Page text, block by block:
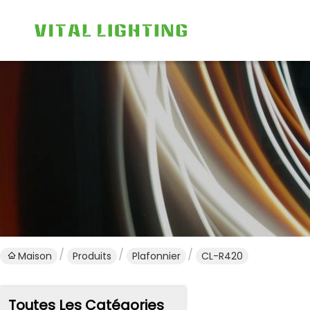
Maison Produits Plafonnier CL-R420
Toutes Les Catégories